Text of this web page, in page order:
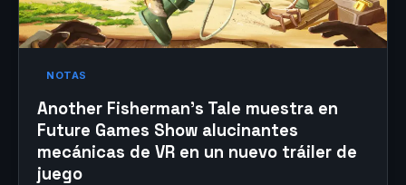
NOTAS
Another Fisherman’s Tale muestra en
Future Games Show alucinantes
mecánicas de VR en un nuevo tráiler de
juego